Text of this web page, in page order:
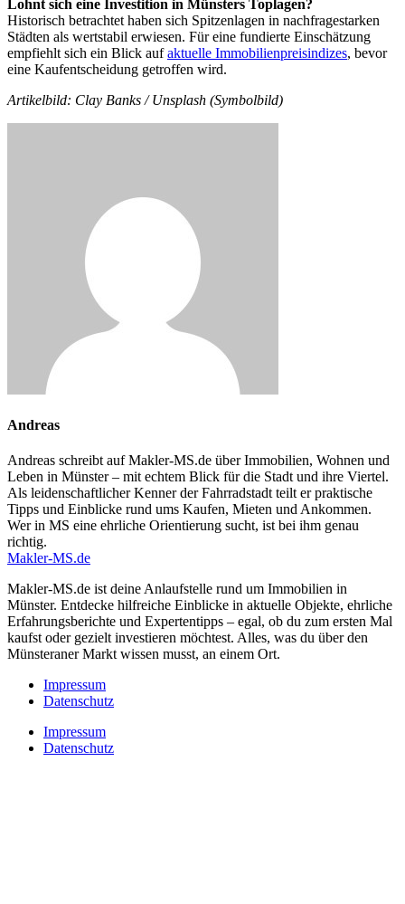
Lohnt sich eine Investition in Münsters Toplagen?
Historisch betrachtet haben sich Spitzenlagen in nachfragestarken
Städten als wertstabil erwiesen. Für eine fundierte Einschätzung
empfiehlt sich ein Blick aufaktuelle Immobilienpreisindizes, bevor
eine Kaufentscheidung getroffen wird.
Artikelbild: Clay Banks / Unsplash (Symbolbild)
Andreas
Andreas schreibt auf Makler-MS.de über Immobilien, Wohnen und
Leben in Münster – mit echtem Blick für die Stadt und ihre Viertel.
Als leidenschaftlicher Kenner der Fahrradstadt teilt er praktische
Tipps und Einblicke rund ums Kaufen, Mieten und Ankommen.
Wer in MS eine ehrliche Orientierung sucht, ist bei ihm genau
richtig.
Makler-MS.de
Makler-MS.de ist deine Anlaufstelle rund um Immobilien in
Münster. Entdecke hilfreiche Einblicke in aktuelle Objekte, ehrliche
Erfahrungsberichte und Expertentipps – egal, ob du zum ersten Mal
kaufst oder gezielt investieren möchtest. Alles, was du über den
Münsteraner Markt wissen musst, an einem Ort.
Impressum
Datenschutz
Impressum
Datenschutz